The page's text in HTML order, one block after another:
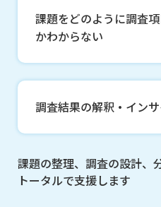
課題をどのように調査
かわからない
調査結果の解釈・イン
課題の整理、調査の設計、
トータルで支援します